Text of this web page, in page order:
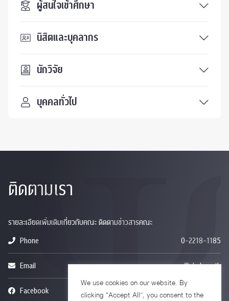
ผู้สนใจเข้าศึกษา
นิสิตและบุคลากร
นักวิจัย
บุคคลทั่วไป
ติดตามเรา
รายละเอียดเพิ่มเติมเกี่ยวกับคณะ ติดตามข่าวสารคณะ
Phone
0-2218-1185
Email psy@chula.ac.th
Facebook Psychology CU
We use cookies on our website. By
clicking “Accept All”, you consent to the